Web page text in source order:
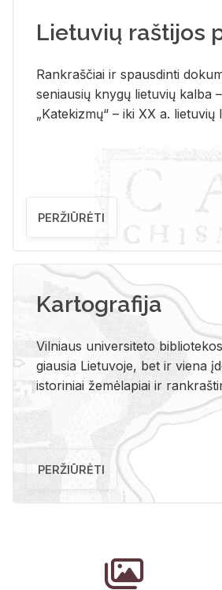
Lietuvių raštijos
Rank­raš­čiai ir spaus­din­ti
se­niau­sių kny­gų lie­tu­vių kal­ba
„Ka­te­kiz­mų“ – iki XX a.
PERŽIŪRĖTI
Kartografija
Vil­niaus uni­ver­si­te­to
giau­sia Lie­tu­vo­je, bet ir vie­na
is­to­ri­niai že­mė­la­piai ir
PERŽIŪRĖTI